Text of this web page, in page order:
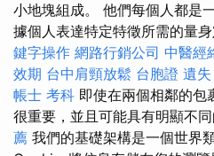
小地塊組成。 他們每個人都是
據個人表達特定特徵所需的量身
鍵字操作 網路行銷公司 中醫經
效期 台中肩頸放鬆 台胞證 遺失
帳士 考科 即使在兩個相鄰的包
很重要，並且可能具有明顯不同
薦 我們的基礎架構是一個世界